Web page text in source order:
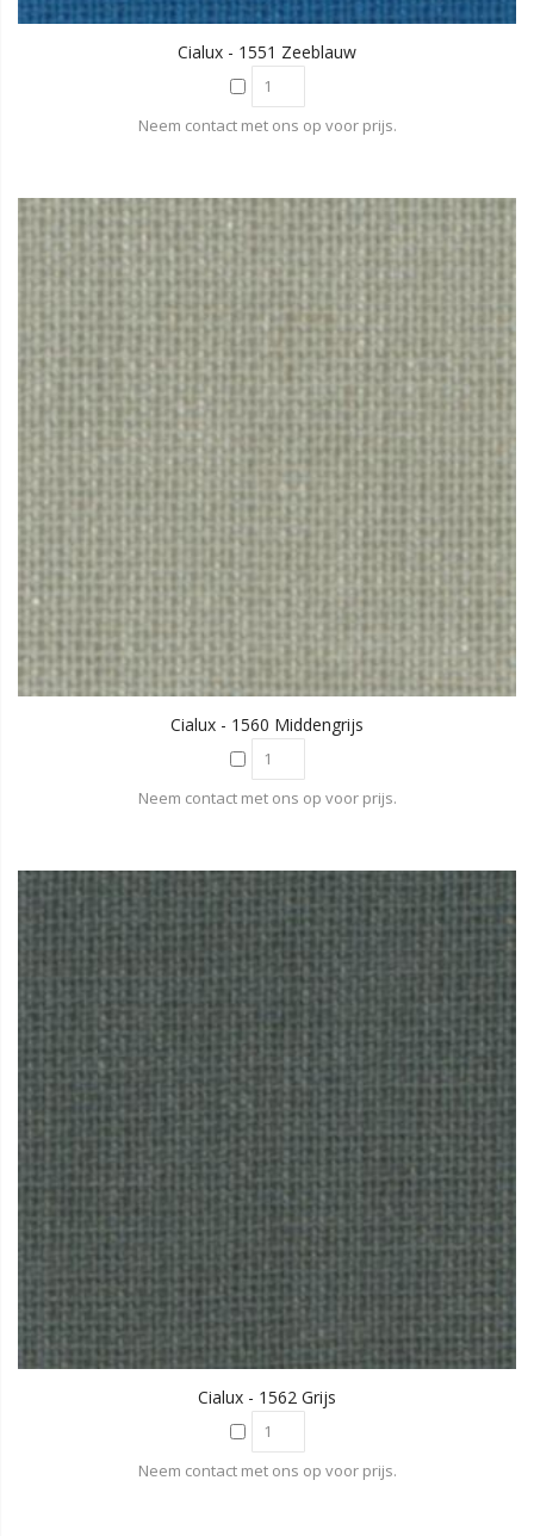
Cialux - 1551 Zeeblauw
Neem contact met ons op voor prijs.
Cialux - 1560 Middengrijs
Neem contact met ons op voor prijs.
Cialux - 1562 Grijs
Neem contact met ons op voor prijs.